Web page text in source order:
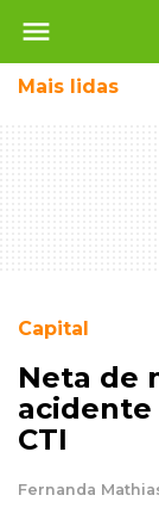
menu
Mais lidas
Capital
Neta de
acidente
CTI
Fernanda